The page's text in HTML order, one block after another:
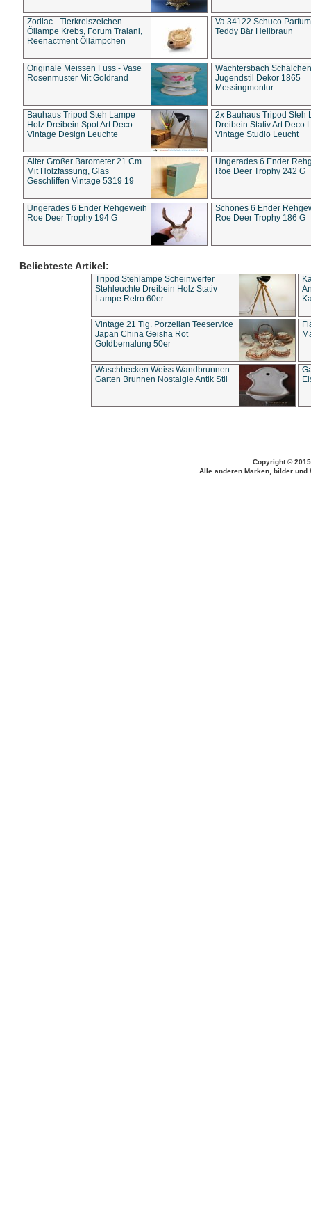
Zodiac - Tierkreiszeichen
Öllampe Krebs, Forum Traiani,
Reenactment Öllämpchen
Va 34122 Schuco
Teddy Bär Hellbraun
Originale Meissen Fuss - Vase
Rosenmuster Mit Goldrand
Wächtersbach Schälchen
Jugendstil Dekor 1865
Messingmontur
Bauhaus Tripod Steh Lampe
Holz Dreibein Spot Art Deco
Vintage Design Leuchte
2x Bauhaus Tripod Steh
Dreibein Stativ Art Deco
Vintage Studio Leucht
Alter Großer Barometer 21 Cm
Mit Holzfassung, Glas
Geschliffen Vintage 5319 19
Ungerades 6 Ender
Roe Deer Trophy 242 G
Ungerades 6 Ender Rehgeweih
Roe Deer Trophy 194 G
Schönes 6 Ender
Roe Deer Trophy 186 G
Beliebteste Artikel:
Tripod Stehlampe Scheinwerfer
Stehleuchte Dreibein Holz Stativ
Lampe Retro 60er
Vintage 21 Tlg. Porzellan Teeservice
Japan China Geisha Rot
Goldbemalung 50er
Waschbecken Weiss Wandbrunnen
Garten Brunnen Nostalgie Antik Stil
Copyright ©
Alle anderen Marken, bilder und